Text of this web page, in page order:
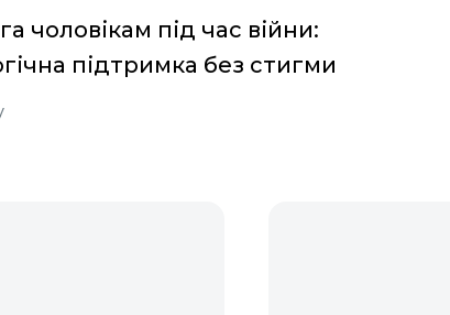
чоловікам під час війни:
підтримка без стигми